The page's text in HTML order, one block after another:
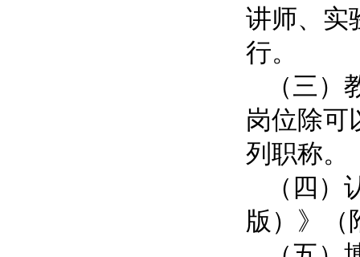
讲师、实
行。
（三
岗位除可
列职称。
（四
版）》（